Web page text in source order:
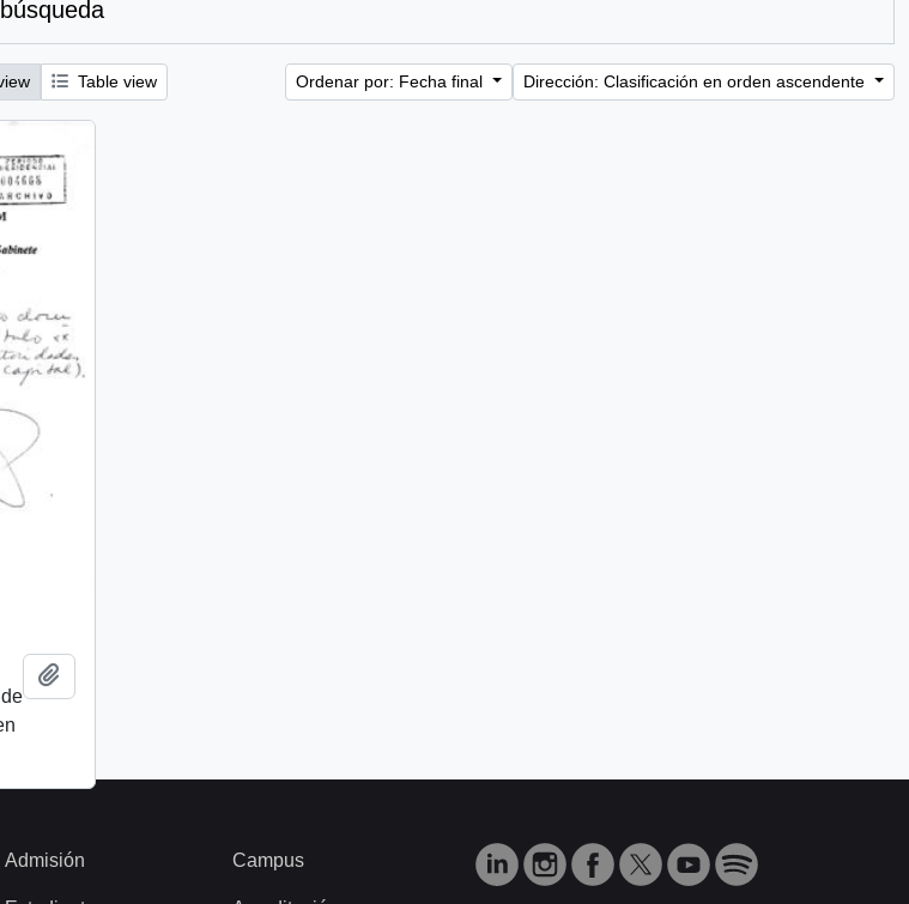
Table view Ordenar por: Fecha final Dirección: Clasificación en orden ascendente
Admisión Campus